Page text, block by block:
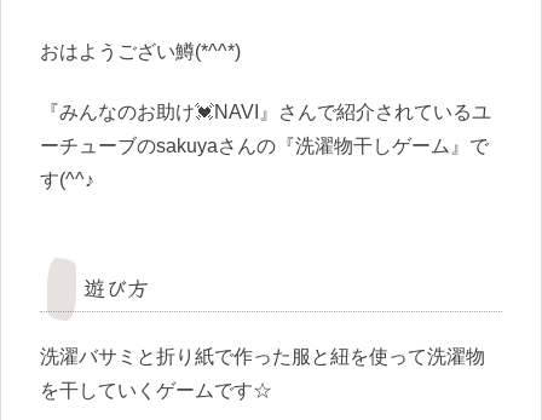
おはようござい鱒(*^^*)
『みんなのお助け💓NAVI』さんで紹介されているユ
ーチューブのsakuyaさんの『洗濯物干しゲーム』で
す(^^♪
遊び方
洗濯バサミと折り紙で作った服と紐を使って洗濯物
を干していくゲームです☆